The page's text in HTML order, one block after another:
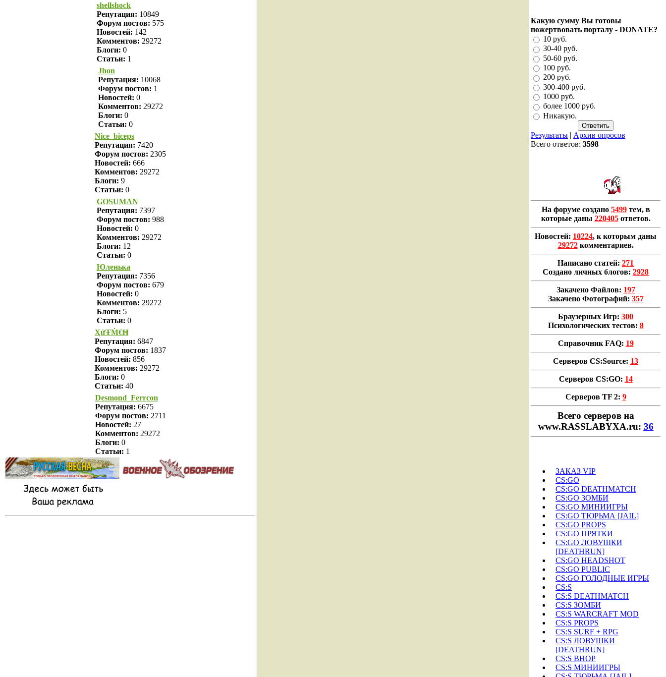
shellshock
Репутация: 10849
Форум постов: 575
Новостей: 142
Комментов: 29272
Блоги: 0
Статьи: 1
Jhon
Репутация: 10068
Форум постов: 1
Новостей: 0
Комментов: 29272
Блоги: 0
Статьи: 0
Nice_biceps
Репутация: 7420
Форум постов: 2305
Новостей: 666
Комментов: 29272
Блоги: 9
Статьи: 0
GOSUMAN
Репутация: 7397
Форум постов: 988
Новостей: 0
Комментов: 29272
Блоги: 12
Статьи: 0
Юленька
Репутация: 7356
Форум постов: 679
Новостей: 0
Комментов: 29272
Блоги: 5
Статьи: 0
ҲửŦṀ€Ħ
Репутация: 6847
Форум постов: 1837
Новостей: 856
Комментов: 29272
Блоги: 0
Статьи: 40
Desmond_Ferrcon
Репутация: 6675
Форум постов: 2711
Новостей: 27
Комментов: 29272
Блоги: 0
Статьи: 1
Какую сумму Вы готовы
пожертвовать порталу - DONATE?
10 руб.
30-40 руб.
50-60 руб.
100 руб.
200 руб.
300-400 руб.
1000 руб.
более 1000 руб.
Никакую.
Результаты | Архив опросов
Всего ответов: 3598
На форуме создано 5499тем, в
которые даны 220405ответов.
Новостей: 10224, к которым даны
29272комментариев.
Написано статей: 271
Создано личных блогов: 2928
Закачено Файлов: 197
Закачено Фотографий: 357
Браузерных Игр: 300
Психологических тестов: 8
Справочник FAQ: 19
Серверов CS:Source: 13
Серверов CS:GO: 14
Серверов TF 2: 9
Всего cерверов на
www.RASSLABYXA.ru: 36
ЗАКАЗ VIP
CS:GO
CS:GO DEATHMATCH
CS:GO ЗОМБИ
CS:GO МИНИИГРЫ
CS:GO ТЮРЬМА [JAIL]
CS:GO PROPS
CS:GO ПРЯТКИ
CS:GO ЛОВУШКИ
[DEATHRUN]
CS:GO HEADSHOT
CS:GO PUBLIC
CS:GO ГОЛОДНЫЕ ИГРЫ
CS:S
CS:S DEATHMATCH
CS:S ЗОМБИ
CS:S WARCRAFT MOD
CS:S PROPS
CS:S SURF + RPG
CS:S ЛОВУШКИ
[DEATHRUN]
CS:S BHOP
CS:S МИНИИГРЫ